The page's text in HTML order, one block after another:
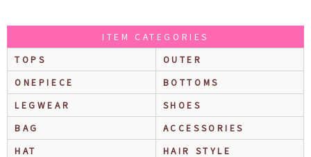
ITEM CATEGORIES
TOPS
OUTER
ONEPIECE
BOTTOMS
LEGWEAR
SHOES
BAG
ACCESSORIES
HAT
HAIR STYLE